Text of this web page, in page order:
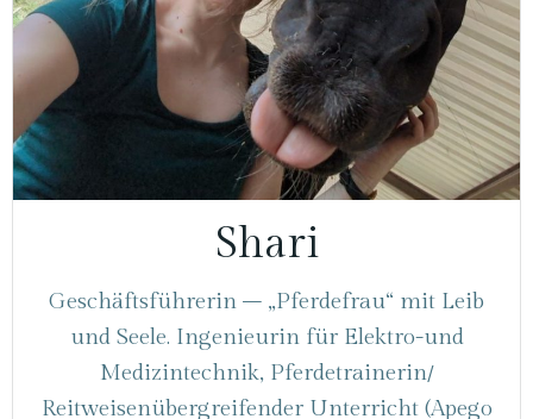
Shari
Geschäftsführerin – „Pferdefrau“ mit Leib
und Seele. Ingenieurin für Elektro-und
Medizintechnik, Pferdetrainerin/
Reitweisenübergreifender Unterricht (Apego